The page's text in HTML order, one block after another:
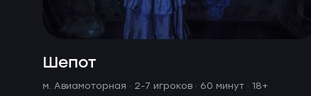
Шепот
м. Авиамоторная · 2-7 игроков · 60 минут · 18+